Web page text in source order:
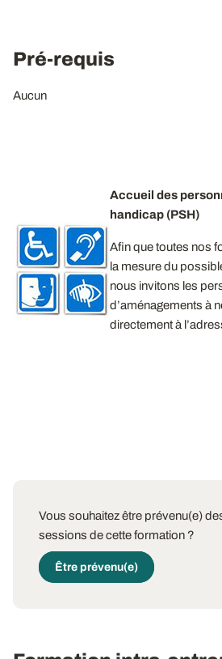
Pré-requis
Aucun
Accueil des
handicap (PSH)
Afin que toutes nos
la mesure du
nous invitons les
d’aménagements à
directement à
Vous souhaitez être prévenu(e)
sessions de cette formation ?
Être prévenu(e)